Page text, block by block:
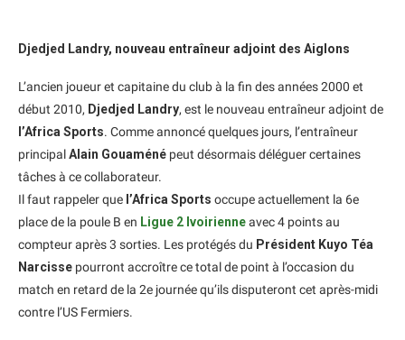
Djedjed Landry, nouveau entraîneur adjoint des Aiglons
L’ancien joueur et capitaine du club à la fin des années 2000 et
début 2010, Djedjed Landry, est le nouveau entraîneur adjoint de
l’Africa Sports. Comme annoncé quelques jours, l’entraîneur
principalAlain Gouaméné peut désormais déléguer certaines
tâches à ce collaborateur.
Il faut rappeler que l’Africa Sports occupe actuellement la 6e
place de la poule B en Ligue 2 Ivoirienneavec 4 points au
compteur après 3 sorties. Les protégés du Président Kuyo Téa
Narcisse pourront accroître ce total de point à l’occasion du
match en retard de la 2e journée qu’ils disputeront cet après-midi
contre l’US Fermiers.